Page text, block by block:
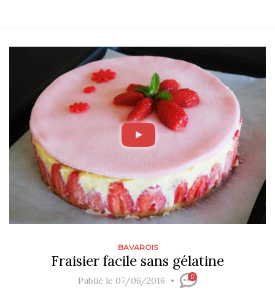
BAVAROIS
Fraisier facile sans gélatine
Publié le 07/06/2016 17